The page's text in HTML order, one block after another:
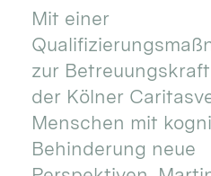
Mit einer
zur
der Kölner
Menschen mit
Behinderung neue